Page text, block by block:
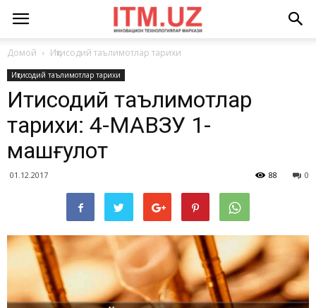
Домой Иқтисодий таълимотлар тарихи
Иқтисодий таълимотлар тарихи
Иқтисодий таълимотлар
тарихи: 4-МАВЗУ 1-
машғулот
01.12.2017 0
88